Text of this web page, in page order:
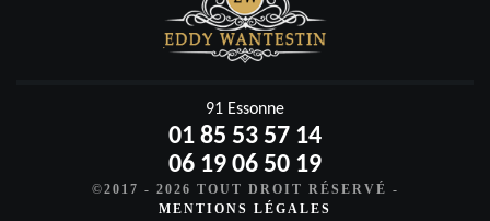
91 Essonne
01 85 53 57 14
06 19 06 50 19
©2017 - 2026 TOUT DROIT RÉSERVÉ -
MENTIONS LÉGALES